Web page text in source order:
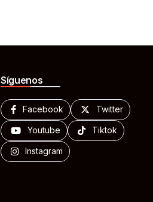
Síguenos
Facebook Twitter
Youtube Tiktok
Instagram